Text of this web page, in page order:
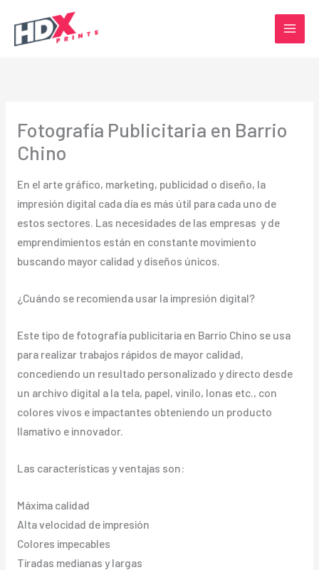
contenido
Fotografía Publicitaria en Barrio
Chino
En el arte gráfico, marketing, publicidad o diseño, la
impresión digital cada día es más útil para cada uno de
estos sectores. Las necesidades de las empresas y de
emprendimientos están en constante movimiento
buscando mayor calidad y diseños únicos.
¿Cuándo se recomienda usar la impresión digital?
Este tipo de fotografía publicitaria en Barrio Chino se usa
para realizar trabajos rápidos de mayor calidad,
concediendo un resultado personalizado y directo desde
un archivo digital a la tela, papel, vinilo, lonas etc., con
colores vivos e impactantes obteniendo un producto
llamativo e innovador.
Las características y ventajas son:
Máxima calidad
Alta velocidad de impresión
Colores impecables
Tiradas medianas y largas